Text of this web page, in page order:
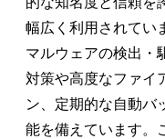
幅広く利用されてい
マルウェアの検出・
対策や高度なファイ
ン、定期的な自動バ
能を備えています。